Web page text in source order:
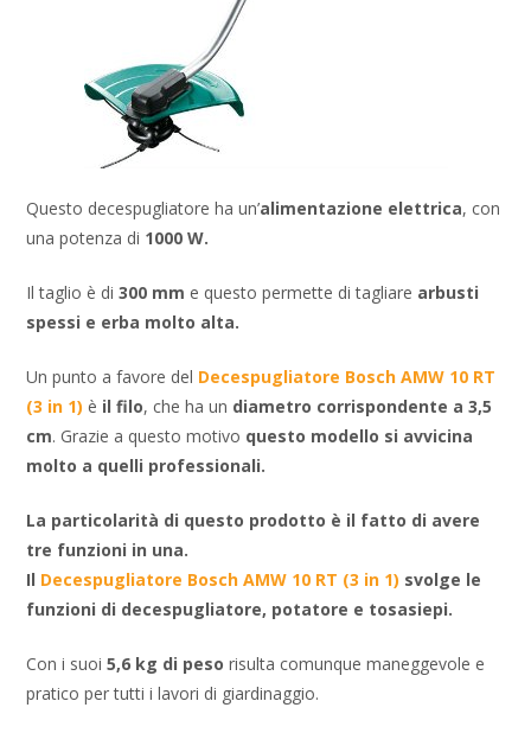
Questo decespugliatore ha un’alimentazione elettrica, con
una potenza di 1000 W.
Il taglio è di 300 mm e questo permette di tagliare arbusti
spessi e erba molto alta.
Un punto a favore del Decespugliatore Bosch AMW 10 RT
(3 in 1) è il filo, che ha un diametro corrispondente a 3,5
cm. Grazie a questo motivo questo modello si avvicina
molto a quelli professionali.
La particolarità di questo prodotto è il fatto di avere
tre funzioni in una.
Il Decespugliatore Bosch AMW 10 RT (3 in 1) svolge le
funzioni di decespugliatore, potatore e tosasiepi.
Con i suoi5,6 kg di peso risulta comunque maneggevole e
pratico per tutti i lavori di giardinaggio.